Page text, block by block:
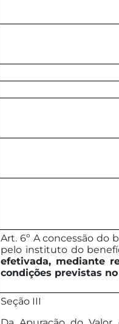
Art. 6º A concessão do
pelo instituto do
efetivada, mediante
condições previstas
Seção III